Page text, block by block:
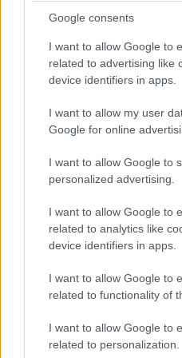
Google consents
I want to allow Google to
related to advertising like
device identifiers in apps.
I want to allow my user
Google for online
I want to allow Google to
personalized advertising.
I want to allow Google to
related to analytics like
device identifiers in apps.
I want to allow Google to
related to functionality of
I want to allow Google to
related to personalization.
meghagyták eredeti
jelent meg), hiszen amúgy
Stranger Thingset nézzük,
alakító Finn Wolfhard itt
alakítja, míg Pennywise-t a
Bill Skarsgard formálja meg.
A filmre meglepően nagy
első előzetese
aktuálisHalálos iramban,
epizódot
Mama ) által rendezett